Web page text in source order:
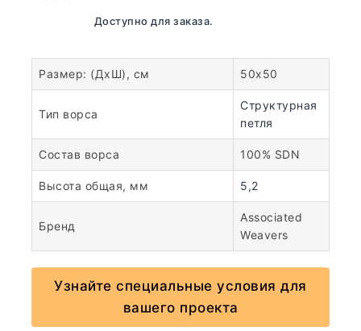
В наличии. Доступно для заказа.
Размер: (ДхШ), см 50х50
Тип ворса
Структурная
петля
Состав ворса 100% SDN
Высота общая, мм 5,2
Бренд
Associated
Weavers
Узнайте специальные условия для
вашего проекта